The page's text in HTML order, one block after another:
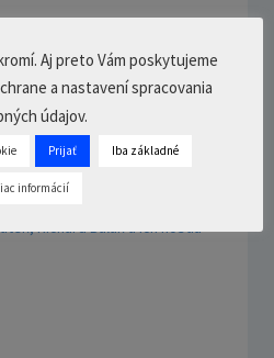
pozitívni, ale
– Vratko Rohoň
22 min.
Aj preto Vám poskytujeme
a nastavení spracovania
údajov.
Prijať Iba základné
informácií